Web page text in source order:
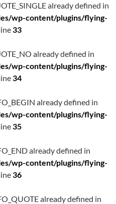
already defined in
wp-content/plugins/flying-
33
already defined in
wp-content/plugins/flying-
34
already defined in
wp-content/plugins/flying-
35
already defined in
wp-content/plugins/flying-
36
already defined in